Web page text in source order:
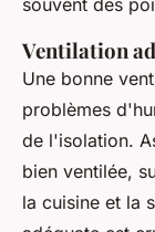
Ventilation
Une bonne
problèmes
de l'isolation.
bien ventilée,
la cuisine et la